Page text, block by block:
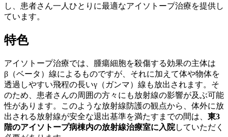
し、患者さん一人ひとりに最適なアイソトープ治療を提供し
ています。
特色
アイソトープ治療では、腫瘍細胞を殺傷する効果の主体は
β（ベータ）線によるものですが、それに加えて体や物体を
透過しやすい飛程の長いγ（ガンマ）線も放出されます。そ
のため、患者さんの周囲の方々にも放射線の影響が及ぶ可能
性があります。このような放射線防護の観点から、体外に放
出される放射線が安全な退出基準を満たすまでの間は、 東3
階のアイソトープ病棟内の放射線治療室に入院していただく